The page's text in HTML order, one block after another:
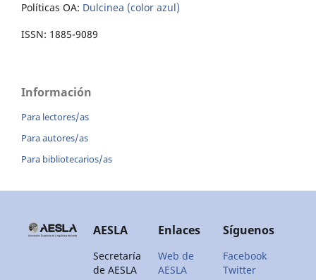
Políticas OA: Dulcinea (color azul)
ISSN: 1885-9089
Información
Para lectores/as
Para autores/as
Para bibliotecarios/as
AESLA
Secretaría
de AESLA
Enlaces
Web de
AESLA
Síguenos
Facebook
Twitter